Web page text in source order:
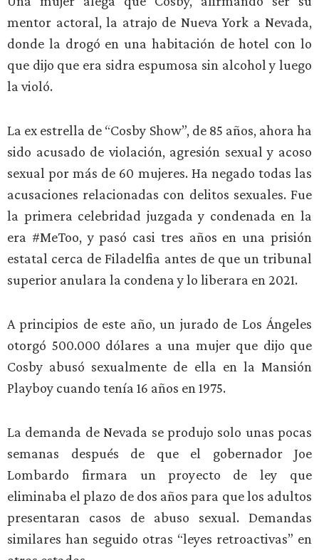
mentor actoral, la atrajo de Nueva York a Nevada,
donde la drogó en una habitación de hotel con lo
que dijo que era sidra espumosa sin alcohol y luego
la violó.
La ex estrella de “Cosby Show”, de 85 años, ahora ha
sido acusado de violación, agresión sexual y acoso
sexual por más de 60 mujeres. Ha negado todas las
acusaciones relacionadas con delitos sexuales. Fue
la primera celebridad juzgada y condenada en la
era #MeToo, y pasó casi tres años en una prisión
estatal cerca de Filadelfia antes de que un tribunal
superior anulara la condena y lo liberara en 2021.
A principios de este año, un jurado de Los Ángeles
otorgó 500.000 dólares a una mujer que dijo que
Cosby abusó sexualmente de ella en la Mansión
Playboy cuando tenía 16 años en 1975.
La demanda de Nevada se produjo solo unas pocas
semanas después de que el gobernador Joe
Lombardo firmara un proyecto de ley que
eliminaba el plazo de dos años para que los adultos
presentaran casos de abuso sexual. Demandas
similares han seguido otras “leyes retroactivas” en